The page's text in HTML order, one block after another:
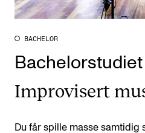
BACHELOR
Improvisert
Du får spille masse